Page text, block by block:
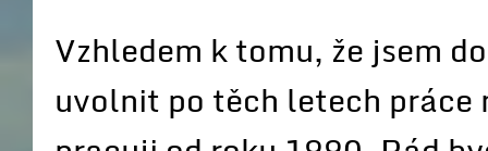
Vzhledem k tomu, že jsem
uvolnit po těch letech